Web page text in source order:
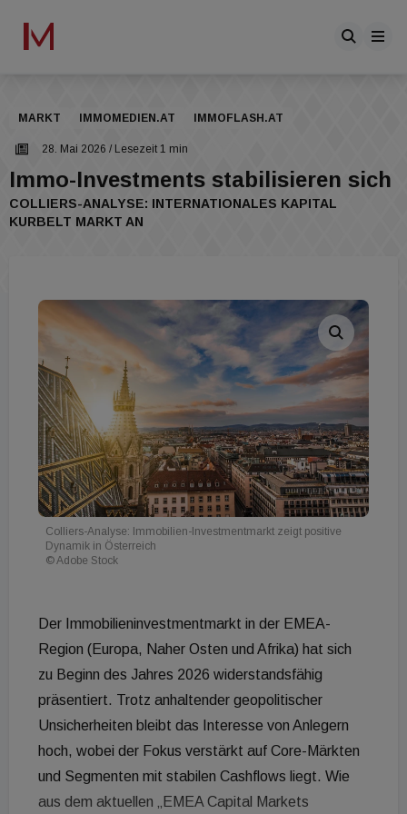
MARKT IMMOMEDIEN.AT IMMOFLASH.AT
28. Mai 2026 / Lesezeit 1 min
Immo-Investments stabilisieren sich
COLLIERS-ANALYSE: INTERNATIONALES KAPITAL
KURBELT MARKT AN
Colliers-Analyse: Immobilien-Investmentmarkt zeigt positive
Dynamik in Österreich
© Adobe Stock
Der Immobilieninvestmentmarkt in der EMEA-
Region (Europa, Naher Osten und Afrika) hat sich
zu Beginn des Jahres 2026 widerstandsfähig
präsentiert. Trotz anhaltender geopolitischer
Unsicherheiten bleibt das Interesse von Anlegern
hoch, wobei der Fokus verstärkt auf Core-Märkten
und Segmenten mit stabilen Cashflows liegt. Wie
aus dem aktuellen „EMEA Capital Markets